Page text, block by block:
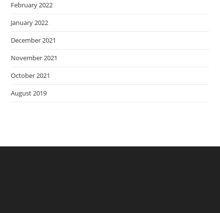
February 2022
January 2022
December 2021
November 2021
October 2021
August 2019